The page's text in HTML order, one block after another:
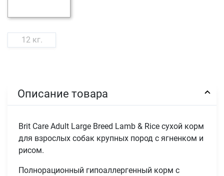
12 кг.
Описание товара
Brit Care Adult Large Breed Lamb & Rice сухой корм
для взрослых собак крупных пород с ягненком и
рисом.
Полнорационный гипоаллергенный корм с